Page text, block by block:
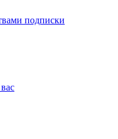
подписки